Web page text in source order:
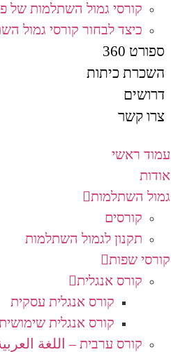
קורסי גמול השתלמות של
כיצד לבחור קורסי גמול
ספורט 360
השכרת כיתות
דרושים
צרו קשר
עמוד ראשי
אודות
גמול השתלמות
קורסים
תקנון לגמול השתלמות
קורסי שפות
קורס אנגלית
קורס אנגלית עסקית
קורס אנגלית
קורס ערבית – اللغة